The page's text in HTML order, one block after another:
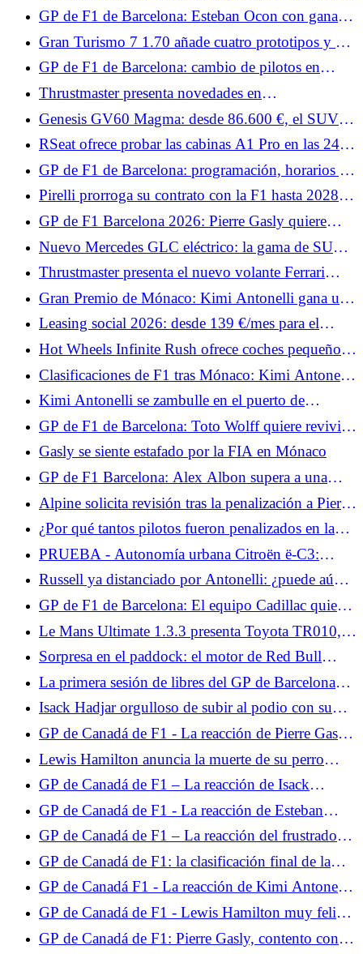
GP de F1 de Barcelona: Esteban Ocon con ganas
de volver a terrenos conocidos
Gran Turismo 7 1.70 añade cuatro prototipos y un
coche de seguridad para las 24 Horas de Le Mans.
GP de F1 de Barcelona: cambio de pilotos en
Williams y Cadillac el viernes
Thrustmaster presenta novedades en
FlightSimExpo 2026.
Genesis GV60 Magma: desde 86.600 €, el SUV
deportivo eléctrico llega a Francia
RSeat ofrece probar las cabinas A1 Pro en las 24
Horas de Le Mans, promos y BDH Active Shifter.
GP de F1 de Barcelona: programación, horarios y
canales de TV para el fin de semana, ¿Kimi
Antonelli sigue imbatible?
Pirelli prorroga su contrato con la F1 hasta 2028:
apuesta por la estabilidad
GP de F1 Barcelona 2026: Pierre Gasly quiere
deshacerse de la decepción de Mónaco
Nuevo Mercedes GLC eléctrico: la gama de SUV
eléctricos se amplía, los precios bajan
Thrustmaster presenta el nuevo volante Ferrari
499P X Las 24 Horas de Le Mans
Gran Premio de Mónaco: Kimi Antonelli gana una
carrera movida, Hadjar y Hamilton suben al podio
Leasing social 2026: desde 139 €/mes para el
Nissan Micra elegible, ¿es más atractivo que el
Renault 5?
Hot Wheels Infinite Rush ofrece coches pequeños
y un gran mundo abierto.
Clasificaciones de F1 tras Mónaco: Kimi Antonelli
lidera el campeonato, Hamilton segundo
Kimi Antonelli se zambulle en el puerto de
Mónaco tras su victoria.
GP de F1 de Barcelona: Toto Wolff quiere revivir a
George Russell
Gasly se siente estafado por la FIA en Mónaco
GP de F1 Barcelona: Alex Albon supera a una
leyenda de Williams este fin de semana
Alpine solicita revisión tras la penalización a Pierre
Gasly en Mónaco
¿Por qué tantos pilotos fueron penalizados en la
zona de boxes de Mónaco?
PRUEBA - Autonomía urbana Citroën ë-C3:
nuestra opinión al volante... A la espera del 2CV
eléctrico en 2028, la autonomía urbana ë-C3
constituye la puerta de entrada a... Prueba
miércoles 10 de junio de 2026
Russell ya distanciado por Antonelli: ¿puede aún
aspirar al título?
GP de F1 de Barcelona: El equipo Cadillac quiere
dar un paso adelante este fin de semana
Le Mans Ultimate 1.3.3 presenta Toyota TR010,
BMW M Hybrid V8 Evo y las 24 Horas de Le
Mans 2026.
Sorpresa en el paddock: el motor de Red Bull
Powertrains sería el más potente
La primera sesión de libres del GP de Barcelona
estará monopolizada por pilotos jóvenes.
Isack Hadjar orgulloso de subir al podio con su
ídolo, Lewis Hamilton
GP de Canadá de F1 - La reacción de Pierre Gasly
tras la clasificación: "Algo anda mal"
Lewis Hamilton anuncia la muerte de su perro
Roscoe.
GP de Canadá de F1 – La reacción de Isack
Hadjar, furioso tras la clasificación: “Hice una
vuelta de mierda”
GP de Canadá de F1 - La reacción de Esteban
Ocon tras la clasificación: "Tres vueltas para
adaptarse son demasiado cortas"
GP de Canadá de F1 – La reacción del frustrado
Charles Leclerc tras la clasificación: “Nunca me
funciona en Montreal”
GP de Canadá de F1: la clasificación final de la
carrera, Russell pierde a lo grande, Isack Hadjar en
el Top 5
GP de Canadá F1 - La reacción de Kimi Antonelli
al final, el italiano lamenta el abandono de Russell
GP de Canadá de F1 - Lewis Hamilton muy feliz
de encontrar el podio en Montreal: “Una sensación
increíble”
GP de Canadá de F1: Pierre Gasly, contento con el